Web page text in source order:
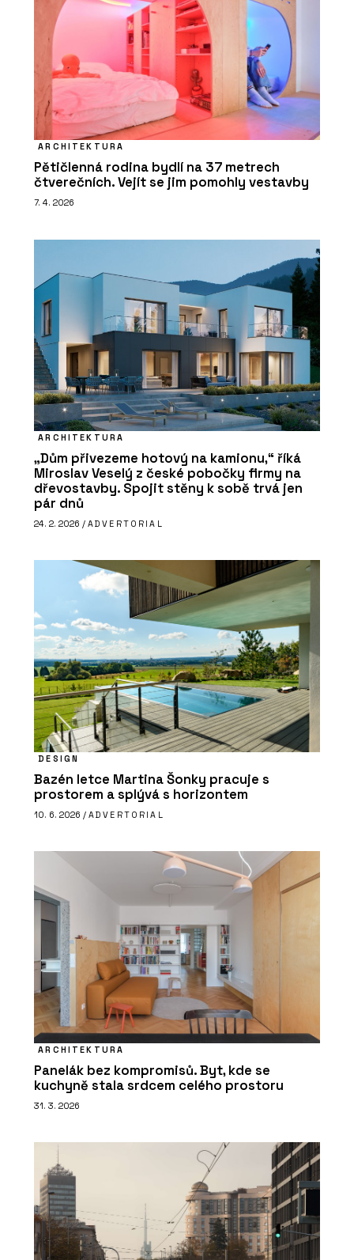
ARCHITEKTURA
Pětičlenná rodina bydlí na 37 metrech
čtverečních. Vejít se jim pomohly vestavby
7. 4. 2026
ARCHITEKTURA
„Dům přivezeme hotový na kamionu,“ říká
Miroslav Veselý z české pobočky firmy na
dřevostavby. Spojit stěny k sobě trvá jen
pár dnů
24. 2. 2026 / ADVERTORIAL
DESIGN
Bazén letce Martina Šonky pracuje s
prostorem a splývá s horizontem
10. 6. 2026 / ADVERTORIAL
ARCHITEKTURA
Panelák bez kompromisů. Byt, kde se
kuchyně stala srdcem celého prostoru
31. 3. 2026